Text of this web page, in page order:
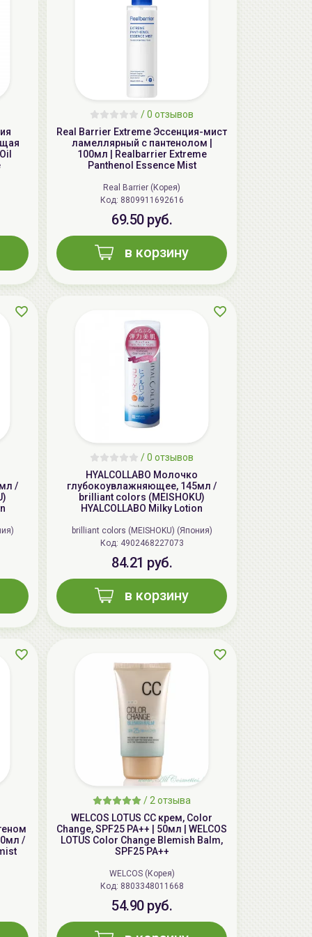
AiliCode Бальзам для волос
увлажняющий, 250мл
27.38 руб. -26%
aкция
пилинг для лица, 50мл
49.95 руб. -50%
/0 отзывов
Real Barrier Extreme Эссенция-мист
ламеллярный с пантенолом |
100мл | Realbarrier Extreme
Panthenol Essence Mist
Real Barrier (Корея)
Код: 8809911692616
69.50 руб.
в корзину
/
/0 отзывов
HYALCOLLABO Молочко
глубокоувлажняющее, 145мл /
brilliant colors (MEISHOKU)
HYALCOLLABO Milky Lotion
brilliant colors (MEISHOKU) (Япония)
Код: 4902468227073
84.21 руб.
в корзину
/
/2 отзыва
WELCOS LOTUS СС крем, Color
Change, SPF25 PA++ | 50мл | WELCOS
LOTUS Color Change Blemish Balm,
SPF25 PA++
WELCOS (Корея)
Код: 8803348011668
54.90 руб.